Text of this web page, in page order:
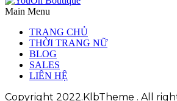
Main Menu
TRANG CHỦ
THỜI TRANG NỮ
BLOG
SALES
LIÊN HỆ
Copyright 2022.KlbTheme . All